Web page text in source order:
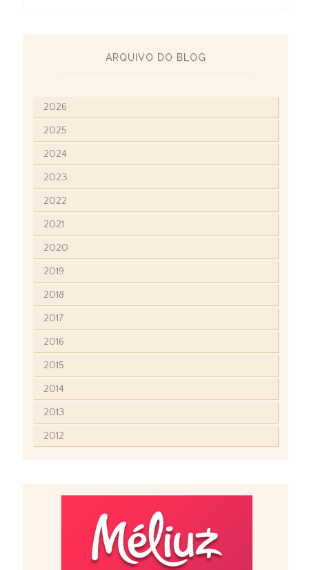
ARQUIVO DO BLOG
2026
2025
2024
2023
2022
2021
2020
2019
2018
2017
2016
2015
2014
2013
2012